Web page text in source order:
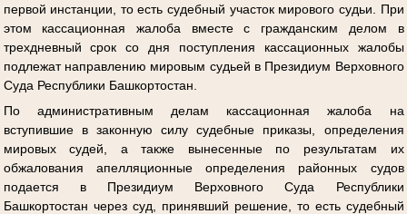
первой инстанции, то есть судебный участок мирового судьи. При
этом кассационная жалоба вместе с гражданским делом в
трехдневный срок со дня поступления кассационных жалобы
подлежат направлению мировым судьей в Президиум Верховного
Суда Республики Башкортостан.
По административным делам кассационная жалоба на
вступившие в законную силу судебные приказы, определения
мировых судей, а также вынесенные по результатам их
обжалования апелляционные определения районных судов
подается в Президиум Верховного Суда Республики
Башкортостан через суд, принявший решение, то есть судебный